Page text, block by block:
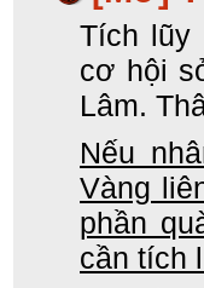
Tích lũy
cơ hội
Lâm.
Nếu
Vàng
phần
cần tích